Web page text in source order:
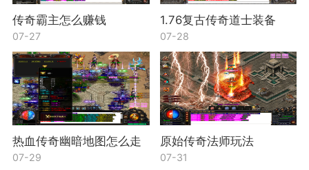
传奇霸主怎么赚钱
07-27
1.76复古传奇道士装备
07-28
热血传奇幽暗地图怎么走
07-29
原始传奇法师玩法
07-31